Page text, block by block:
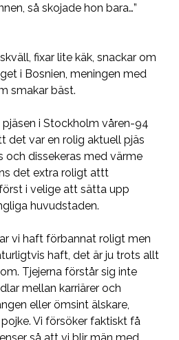
så skojade hon bara…”
fixar lite käk, snackar om
i Bosnien, meningen med
smakar bäst.
i Stockholm våren-94
det var en rolig aktuell pjäs
och dissekeras med värme
det extra roligt attt
i velige att sätta upp
huvudstaden.
vi haft förbannat roligt men
haft, det är ju trots allt
Tjejerna förstår sig inte
mellan karriärer och
eller ömsint älskare,
Vi försöker faktiskt få